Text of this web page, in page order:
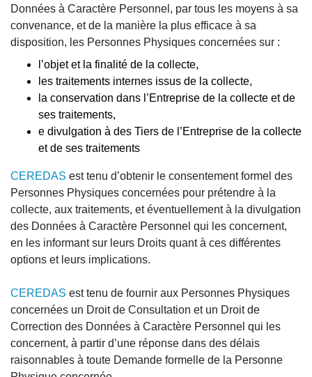
Données à Caractère Personnel, par tous les moyens à sa
convenance, et de la manière la plus efficace à sa
disposition, les Personnes Physiques concernées sur :
l’objet et la finalité de la collecte,
les traitements internes issus de la collecte,
la conservation dans l’Entreprise de la collecte et de
ses traitements,
e divulgation à des Tiers de l’Entreprise de la collecte
et de ses traitements
CEREDAS est tenu d’obtenir le consentement formel des
Personnes Physiques concernées pour prétendre à la
collecte, aux traitements, et éventuellement à la divulgation
des Données à Caractère Personnel qui les concernent,
en les informant sur leurs Droits quant à ces différentes
options et leurs implications.
CEREDAS est tenu de fournir aux Personnes Physiques
concernées un Droit de Consultation et un Droit de
Correction des Données à Caractère Personnel qui les
concernent, à partir d’une réponse dans des délais
raisonnables à toute Demande formelle de la Personne